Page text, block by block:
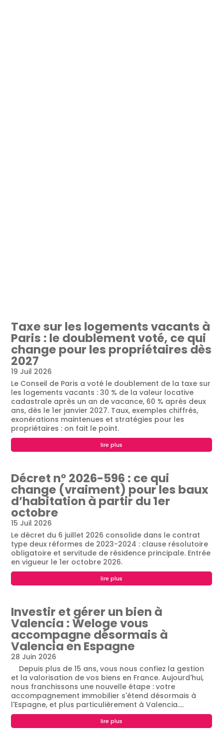
Taxe sur les logements vacants à
Paris : le doublement voté, ce qui
change pour les propriétaires dès
2027
19 Juil 2026
Le Conseil de Paris a voté le doublement de la taxe sur
les logements vacants : 30 % de la valeur locative
cadastrale après un an de vacance, 60 % après deux
ans, dès le 1er janvier 2027. Taux, exemples chiffrés,
exonérations maintenues et stratégies pour les
propriétaires : on fait le point.
lire plus
Décret n° 2026-596 : ce qui
change (vraiment) pour les baux
d’habitation à partir du 1er
octobre
15 Juil 2026
Le décret du 6 juillet 2026 consolide dans le contrat
type deux réformes de 2023-2024 : clause résolutoire
obligatoire et servitude de résidence principale. Entrée
en vigueur le 1er octobre 2026.
lire plus
Investir et gérer un bien à
Valencia : Weloge vous
accompagne désormais à
Valencia en Espagne
28 Juin 2026
Depuis plus de 15 ans, vous nous confiez la gestion
et la valorisation de vos biens en France. Aujourd'hui,
nous franchissons une nouvelle étape : votre
accompagnement immobilier s'étend désormais à
l'Espagne, et plus particulièrement à Valencia....
lire plus